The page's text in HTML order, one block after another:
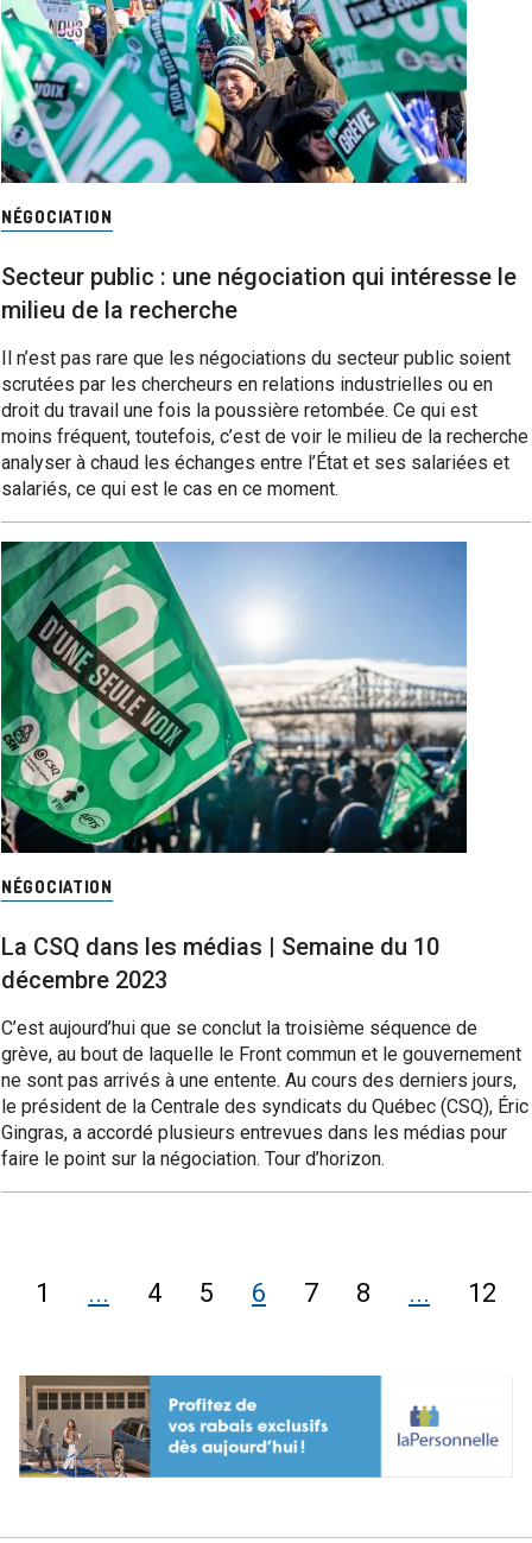
NÉGOCIATION
Secteur public : une négociation qui intéresse le
milieu de la recherche
Il n’est pas rare que les négociations du secteur public soient
scrutées par les chercheurs en relations industrielles ou en
droit du travail une fois la poussière retombée. Ce qui est
moins fréquent, toutefois, c’est de voir le milieu de la recherche
analyser à chaud les échanges entre l’État et ses salariées et
salariés, ce qui est le cas en ce moment.
NÉGOCIATION
La CSQ dans les médias | Semaine du 10
décembre 2023
C’est aujourd’hui que se conclut la troisième séquence de
grève, au bout de laquelle le Front commun et le gouvernement
ne sont pas arrivés à une entente. Au cours des derniers jours,
le président de la Centrale des syndicats du Québec (CSQ), Éric
Gingras, a accordé plusieurs entrevues dans les médias pour
faire le point sur la négociation. Tour d’horizon.
1 ... 4 5 6 7 8 ... 12